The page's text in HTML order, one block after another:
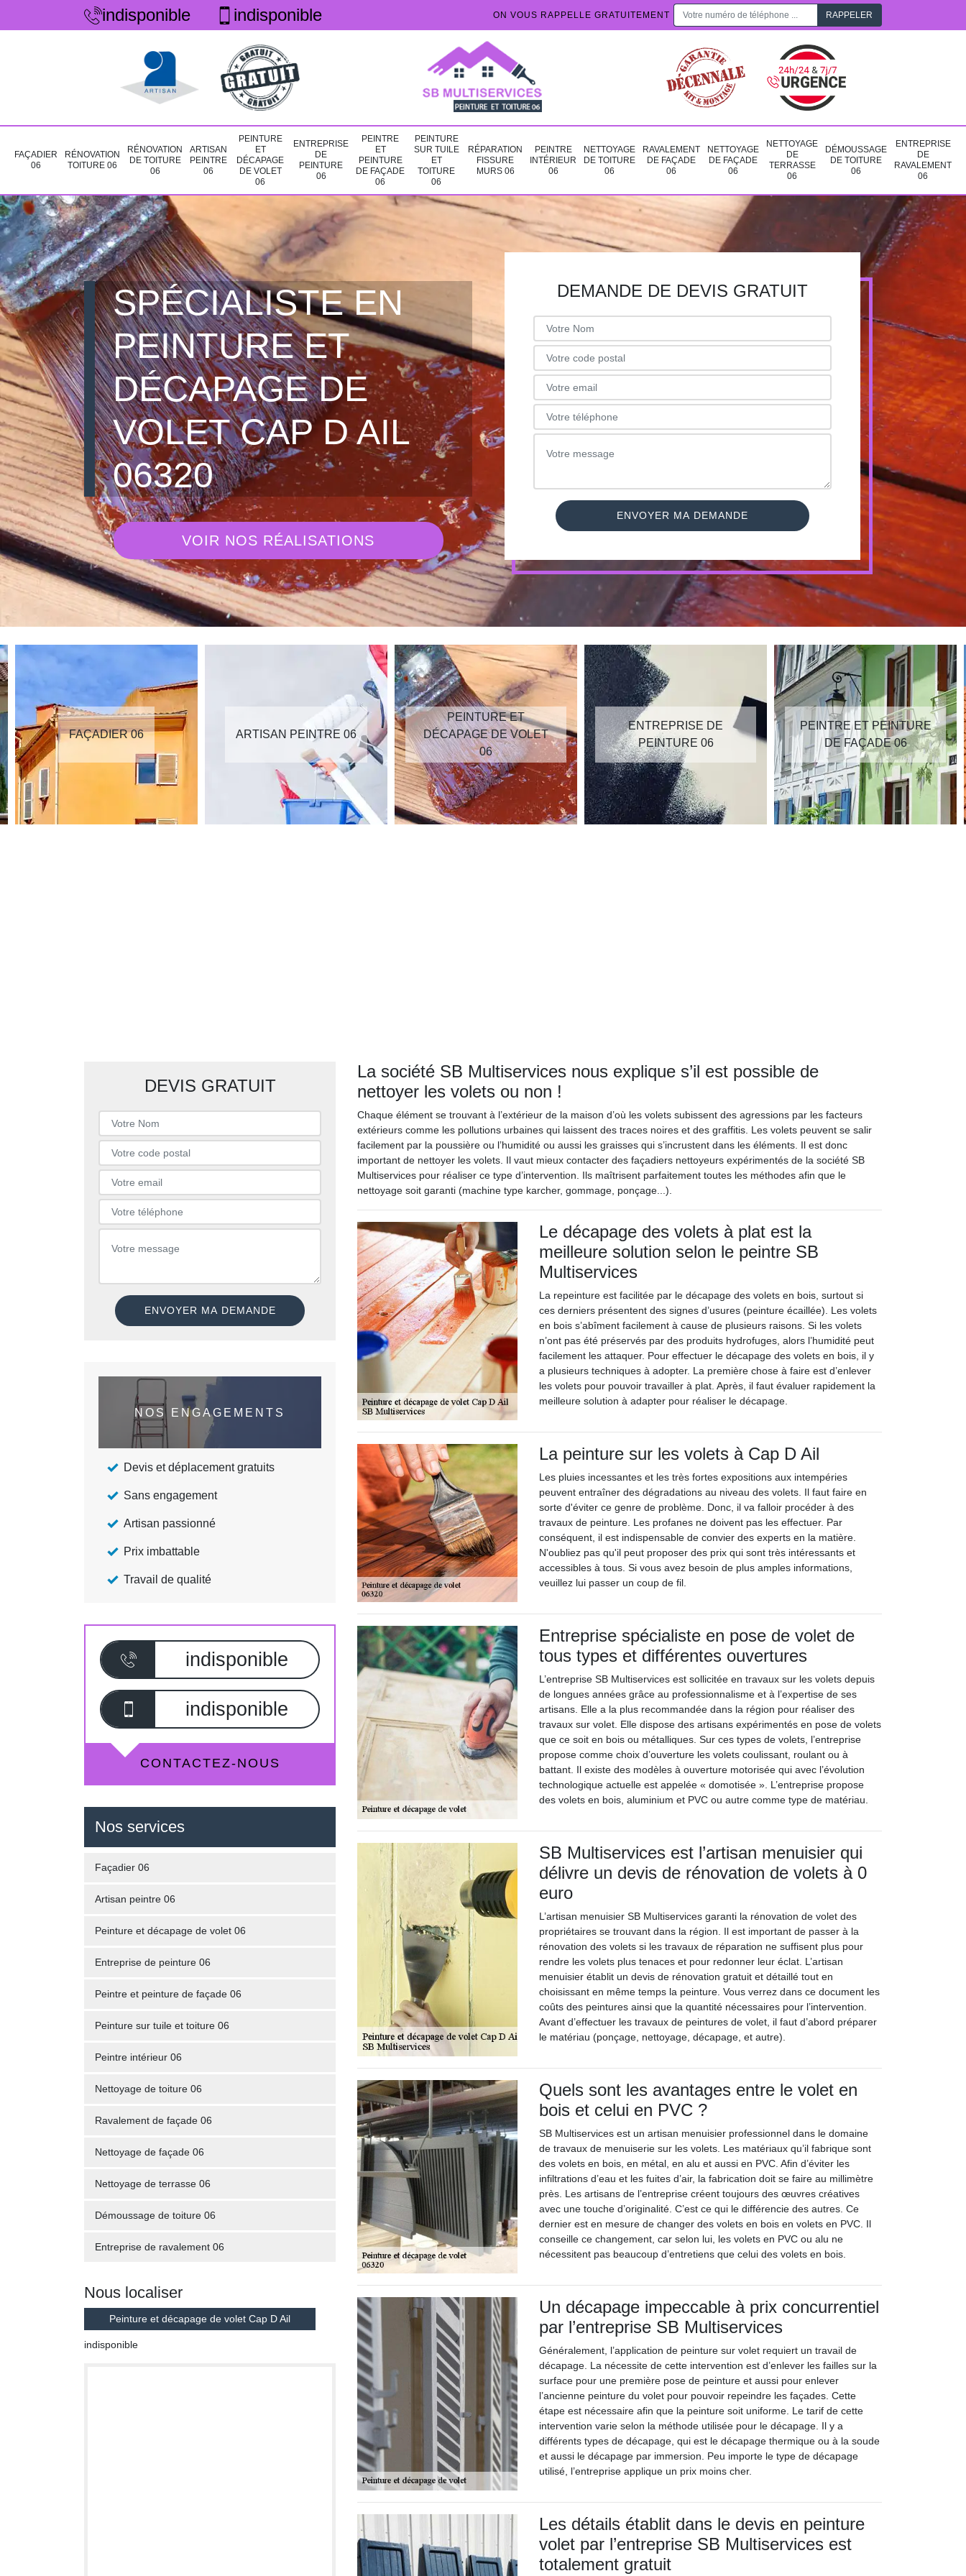
indisponible indisponible ON VOUS RAPPELLE GRATUITEMENT
FAÇADIER
06
RÉNOVATION
TOITURE 06
RÉNOVATION
DE TOITURE
06
ARTISAN
PEINTRE
06
PEINTURE
ET
DÉCAPAGE
DE VOLET
06
ENTREPRISE
DE
PEINTURE
06
PEINTRE
ET
PEINTURE
DE FAÇADE
06
PEINTURE
SUR TUILE
ET
TOITURE
06
RÉPARATION
FISSURE
MURS 06
PEINTRE
INTÉRIEUR
06
NETTOYAGE
DE TOITURE
06
RAVALEMENT
DE FAÇADE
06
NETTOYAGE
DE FAÇADE
06
NETTOYAGE
DE
TERRASSE
06
DÉMOUSSAGE
DE TOITURE
06
ENTREPRISE
DE
RAVALEMENT
06
SPÉCIALISTE EN
PEINTURE ET
DÉCAPAGE DE
VOLET CAP D AIL
06320
VOIR NOS RÉALISATIONS
DEMANDE DE DEVIS GRATUIT
FAÇADIER 06 ARTISAN PEINTRE 06
PEINTURE ET
DÉCAPAGE DE VOLET
06
ENTREPRISE DE
PEINTURE 06
PEINTRE ET PEINTURE
DE FAÇADE 06
DEVIS GRATUIT
NOS ENGAGEMENTS
Devis et déplacement gratuits
Sans engagement
Artisan passionné
Prix imbattable
Travail de qualité
indisponible
indisponible
CONTACTEZ-NOUS
Nos services
Façadier 06
Artisan peintre 06
Peinture et décapage de volet 06
Entreprise de peinture 06
Peintre et peinture de façade 06
Peinture sur tuile et toiture 06
Peintre intérieur 06
Nettoyage de toiture 06
Ravalement de façade 06
Nettoyage de façade 06
Nettoyage de terrasse 06
Démoussage de toiture 06
Entreprise de ravalement 06
Nous localiser
Peinture et décapage de volet Cap D Ail
indisponible
La société SB Multiservices nous explique s’il est possible de
nettoyer les volets ou non !
Chaque élément se trouvant à l’extérieur de la maison d’où les volets subissent des agressions par les facteurs
extérieurs comme les pollutions urbaines qui laissent des traces noires et des graffitis. Les volets peuvent se salir
facilement par la poussière ou l’humidité ou aussi les graisses qui s’incrustent dans les éléments. Il est donc
important de nettoyer les volets. Il vaut mieux contacter des façadiers nettoyeurs expérimentés de la société SB
Multiservices pour réaliser ce type d’intervention. Ils maîtrisent parfaitement toutes les méthodes afin que le
nettoyage soit garanti (machine type karcher, gommage, ponçage...).
Le décapage des volets à plat est la
meilleure solution selon le peintre SB
Multiservices
La repeinture est facilitée par le décapage des volets en bois, surtout si
ces derniers présentent des signes d’usures (peinture écaillée). Les volets
en bois s’abîment facilement à cause de plusieurs raisons. Si les volets
n’ont pas été préservés par des produits hydrofuges, alors l’humidité peut
facilement les attaquer. Pour effectuer le décapage des volets en bois, il y
a plusieurs techniques à adopter. La première chose à faire est d’enlever
les volets pour pouvoir travailler à plat. Après, il faut évaluer rapidement la
meilleure solution à adapter pour réaliser le décapage.
La peinture sur les volets à Cap D Ail
Les pluies incessantes et les très fortes expositions aux intempéries
peuvent entraîner des dégradations au niveau des volets. Il faut faire en
sorte d'éviter ce genre de problème. Donc, il va falloir procéder à des
travaux de peinture. Les profanes ne doivent pas les effectuer. Par
conséquent, il est indispensable de convier des experts en la matière.
N'oubliez pas qu'il peut proposer des prix qui sont très intéressants et
accessibles à tous. Si vous avez besoin de plus amples informations,
veuillez lui passer un coup de fil.
Entreprise spécialiste en pose de volet de
tous types et différentes ouvertures
L’entreprise SB Multiservices est sollicitée en travaux sur les volets depuis
de longues années grâce au professionnalisme et à l’expertise de ses
artisans. Elle a la plus recommandée dans la région pour réaliser des
travaux sur volet. Elle dispose des artisans expérimentés en pose de volets
que ce soit en bois ou métalliques. Sur ces types de volets, l’entreprise
propose comme choix d’ouverture les volets coulissant, roulant ou à
battant. Il existe des modèles à ouverture motorisée qui avec l’évolution
technologique actuelle est appelée « domotisée ». L’entreprise propose
des volets en bois, aluminium et PVC ou autre comme type de matériau.
SB Multiservices est l’artisan menuisier qui
délivre un devis de rénovation de volets à 0
euro
L’artisan menuisier SB Multiservices garanti la rénovation de volet des
propriétaires se trouvant dans la région. Il est important de passer à la
rénovation des volets si les travaux de réparation ne suffisent plus pour
rendre les volets plus tenaces et pour redonner leur éclat. L’artisan
menuisier établit un devis de rénovation gratuit et détaillé tout en
choisissant en même temps la peinture. Vous verrez dans ce document les
coûts des peintures ainsi que la quantité nécessaires pour l’intervention.
Avant d’effectuer les travaux de peintures de volet, il faut d’abord préparer
le matériau (ponçage, nettoyage, décapage, et autre).
Quels sont les avantages entre le volet en
bois et celui en PVC ?
SB Multiservices est un artisan menuisier professionnel dans le domaine
de travaux de menuiserie sur les volets. Les matériaux qu’il fabrique sont
des volets en bois, en métal, en alu et aussi en PVC. Afin d’éviter les
infiltrations d’eau et les fuites d’air, la fabrication doit se faire au millimètre
près. Les artisans de l’entreprise créent toujours des œuvres créatives
avec une touche d’originalité. C’est ce qui le différencie des autres. Ce
dernier est en mesure de changer des volets en bois en volets en PVC. Il
conseille ce changement, car selon lui, les volets en PVC ou alu ne
nécessitent pas beaucoup d’entretiens que celui des volets en bois.
Un décapage impeccable à prix concurrentiel
par l’entreprise SB Multiservices
Généralement, l’application de peinture sur volet requiert un travail de
décapage. La nécessite de cette intervention est d’enlever les failles sur la
surface pour une première pose de peinture et aussi pour enlever
l’ancienne peinture du volet pour pouvoir repeindre les façades. Cette
étape est nécessaire afin que la peinture soit uniforme. Le tarif de cette
intervention varie selon la méthode utilisée pour le décapage. Il y a
différents types de décapage, qui est le décapage thermique ou à la soude
et aussi le décapage par immersion. Peu importe le type de décapage
utilisé, l’entreprise applique un prix moins cher.
Les détails établit dans le devis en peinture
volet par l’entreprise SB Multiservices est
totalement gratuit